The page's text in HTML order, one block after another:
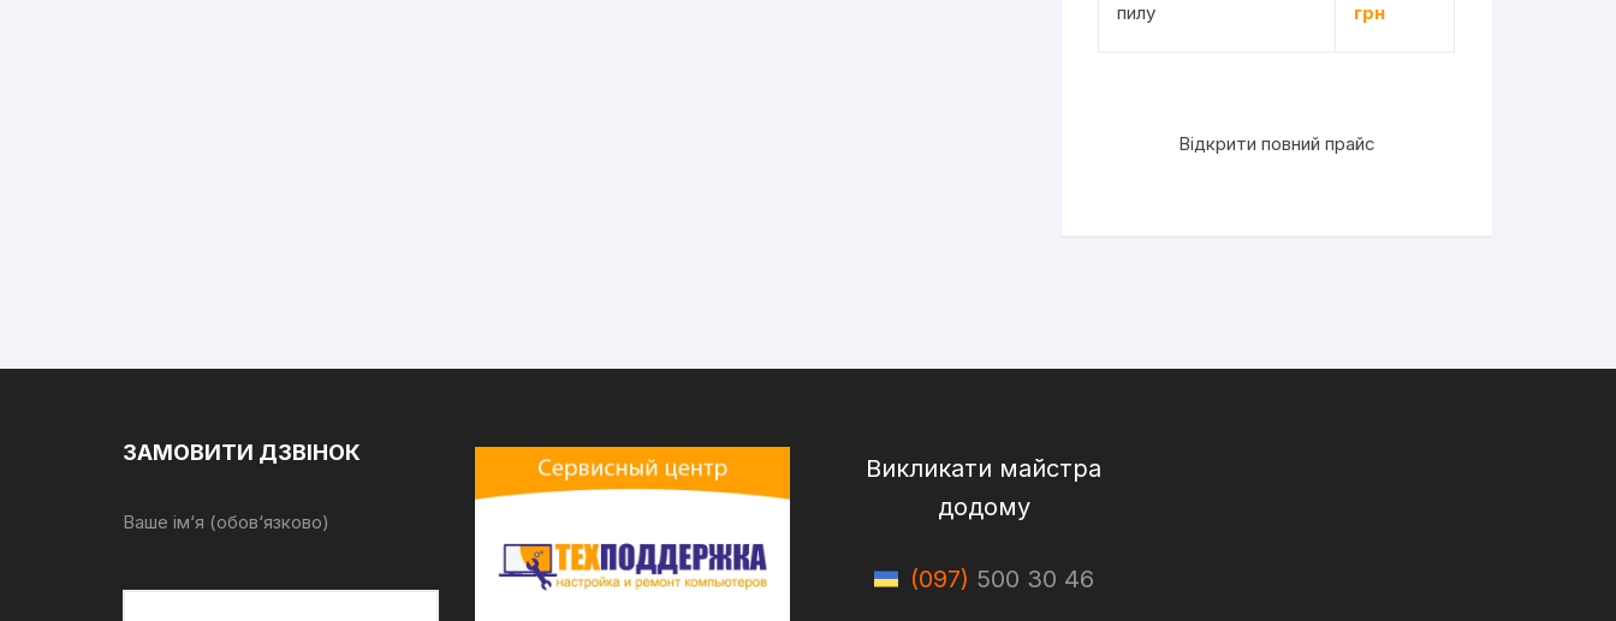
пилу
грн
Відкрити повний прайс
ЗАМОВИТИ ДЗВІНОК
Ваше ім‘я (обов‘язково)
Викликати майстра
додому
(097) 500 30 46